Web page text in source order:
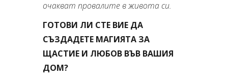
очакват провалите в живота си.
ГОТОВИ ЛИ СТЕ ВИЕ ДА
СЪЗДАДЕТЕ МАГИЯТА ЗА
ЩАСТИЕ И ЛЮБОВ ВЪВ ВАШИЯ
ДОМ?